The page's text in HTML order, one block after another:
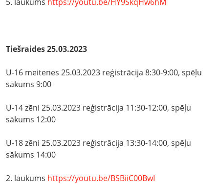
Tiešraides 25.03.2023
U-16 meitenes 25.03.2023 reģistrācija 8:30-9:00, spēļu
sākums 9:00
U-14 zēni 25.03.2023 reģistrācija 11:30-12:00, spēļu
sākums 12:00
U-18 zēni 25.03.2023 reģistrācija 13:30-14:00, spēļu
sākums 14:00
2. laukums https://youtu.be/BSBiiC00BwI